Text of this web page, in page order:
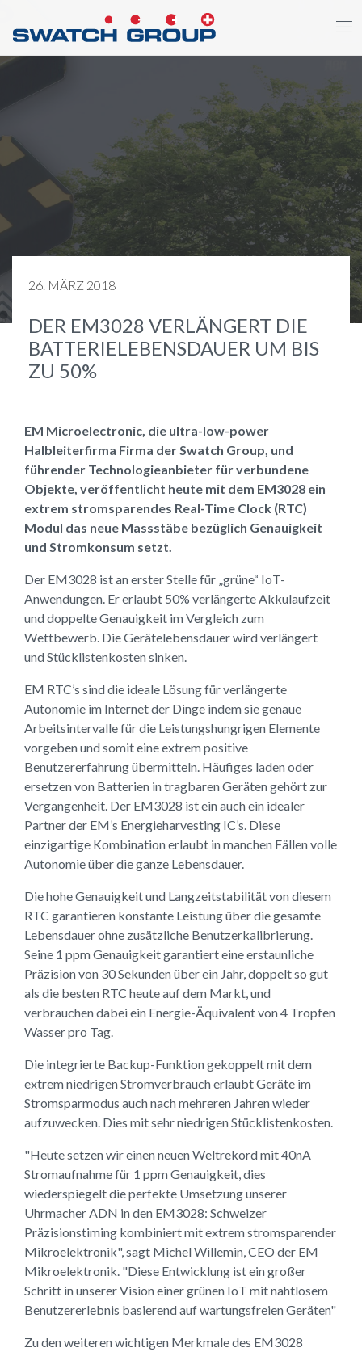
zum
26. MÄRZ 2018
DER EM3028 VERLÄNGERT DIE
BATTERIELEBENSDAUER UM BIS
ZU 50%
EM Microelectronic, die ultra-low-power
Halbleiterfirma Firma der Swatch Group, und
führender Technologieanbieter für verbundene
Objekte, veröffentlicht heute mit dem EM3028 ein
extrem stromsparendes Real-Time Clock (RTC)
Modul das neue Massstäbe bezüglich Genauigkeit
und Stromkonsum setzt.
Der EM3028 ist an erster Stelle für „grüne“ IoT-
Anwendungen. Er erlaubt 50% verlängerte Akkulaufzeit
und doppelte Genauigkeit im Vergleich zum
Wettbewerb. Die Gerätelebensdauer wird verlängert
und Stücklistenkosten sinken.
EM RTC’s sind die ideale Lösung für verlängerte
Autonomie im Internet der Dinge indem sie genaue
Arbeitsintervalle für die Leistungshungrigen Elemente
vorgeben und somit eine extrem positive
Benutzererfahrung übermitteln. Häufiges laden oder
ersetzen von Batterien in tragbaren Geräten gehört zur
Vergangenheit. Der EM3028 ist ein auch ein idealer
Partner der EM’s Energieharvesting IC’s. Diese
einzigartige Kombination erlaubt in manchen Fällen volle
Autonomie über die ganze Lebensdauer.
Die hohe Genauigkeit und Langzeitstabilität von diesem
RTC garantieren konstante Leistung über die gesamte
Lebensdauer ohne zusätzliche Benutzerkalibrierung.
Seine 1 ppm Genauigkeit garantiert eine erstaunliche
Präzision von 30 Sekunden über ein Jahr, doppelt so gut
als die besten RTC heute auf dem Markt, und
verbrauchen dabei ein Energie-Äquivalent von 4 Tropfen
Wasser pro Tag.
Die integrierte Backup-Funktion gekoppelt mit dem
extrem niedrigen Stromverbrauch erlaubt Geräte im
Stromsparmodus auch nach mehreren Jahren wieder
aufzuwecken. Dies mit sehr niedrigen Stücklistenkosten.
"Heute setzen wir einen neuen Weltrekord mit 40nA
Stromaufnahme für 1 ppm Genauigkeit, dies
wiederspiegelt die perfekte Umsetzung unserer
Uhrmacher ADN in den EM3028: Schweizer
Präzisionstiming kombiniert mit extrem stromsparender
Mikroelektronik", sagt Michel Willemin, CEO der EM
Mikroelektronik. "Diese Entwicklung ist ein großer
Schritt in unserer Vision einer grünen IoT mit nahtlosem
Benutzererlebnis basierend auf wartungsfreien Geräten"
Zu den weiteren wichtigen Merkmale des EM3028